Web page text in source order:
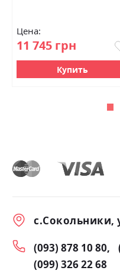
Цена:
11 745 грн
Купить
с.Сокольники,
(093) 878 10 80
(099) 326 22 68